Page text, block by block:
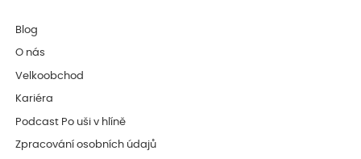
Blog
O nás
Velkoobchod
Kariéra
Podcast Po uši v hlíně
Zpracování osobních údajů